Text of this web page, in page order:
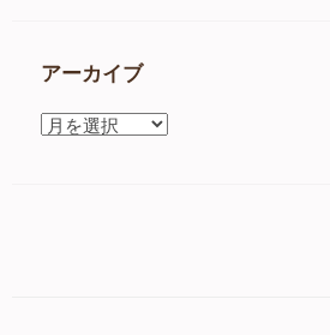
アーカイブ
ア